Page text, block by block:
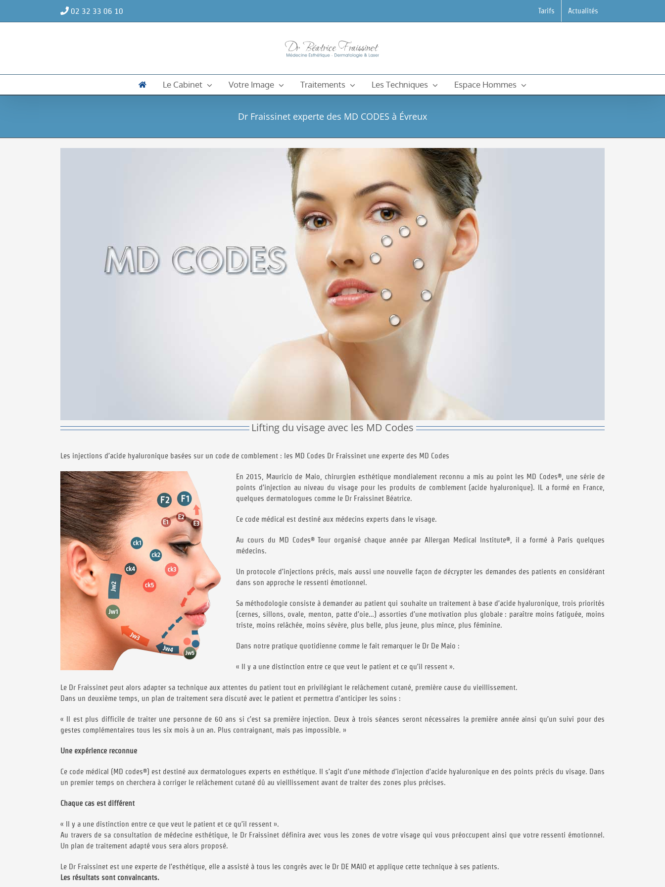
02 32 33 06 10 Tarifs Actualités
Le Cabinet Votre Image Traitements Les Techniques Espace Hommes
Dr Fraissinet experte des MD CODES à Évreux
Lifting du visage avec les MD Codes
Les injections d’acide hyaluronique basées sur un code de comblement : les MD Codes Dr Fraissinet une experte des MD Codes
En 2015, Mauricio de Maio, chirurgien esthétique mondialement reconnu a mis au point les MD Codes®, une série de
points d’injection au niveau du visage pour les produits de comblement (acide hyaluronique). IL a formé en France,
quelques dermatologues comme le Dr Fraissinet Béatrice.
Ce code médical est destiné aux médecins experts dans le visage.
Au cours du MD Codes® Tour organisé chaque année par Allergan Medical Institute®, il a formé à Paris quelques
médecins.
Un protocole d’injections précis, mais aussi une nouvelle façon de décrypter les demandes des patients en considérant
dans son approche le ressenti émotionnel.
Sa méthodologie consiste à demander au patient qui souhaite un traitement à base d’acide hyaluronique, trois priorités
(cernes, sillons, ovale, menton, patte d’oie…) assorties d’une motivation plus globale : paraître moins fatiguée, moins
triste, moins relâchée, moins sévère, plus belle, plus jeune, plus mince, plus féminine.
Dans notre pratique quotidienne comme le fait remarquer le Dr De Maio :
« Il y a une distinction entre ce que veut le patient et ce qu’il ressent ».
Le Dr Fraissinet peut alors adapter sa technique aux attentes du patient tout en privilégiant le relâchement cutané, première cause du vieillissement.
Dans un deuxième temps, un plan de traitement sera discuté avec le patient et permettra d’anticiper les soins :
« Il est plus difficile de traiter une personne de 60 ans si c’est sa première injection. Deux à trois séances seront nécessaires la première année ainsi qu’un suivi pour des
gestes complémentaires tous les six mois à un an. Plus contraignant, mais pas impossible. »
Une expérience reconnue
Ce code médical (MD codes®) est destiné aux dermatologues experts en esthétique. Il s’agit d’une méthode d’injection d’acide hyaluronique en des points précis du visage. Dans
un premier temps on cherchera à corriger le relâchement cutané dû au vieillissement avant de traiter des zones plus précises.
Chaque cas est différent
« Il y a une distinction entre ce que veut le patient et ce qu’il ressent ».
Au travers de sa consultation de médecine esthétique, le Dr Fraissinet définira avec vous les zones de votre visage qui vous préoccupent ainsi que votre ressenti émotionnel.
Un plan de traitement adapté vous sera alors proposé.
Le Dr Fraissinet est une experte de l’esthétique, elle a assisté à tous les congrès avec le Dr DE MAIO et applique cette technique à ses patients.
Les résultats sont convaincants.